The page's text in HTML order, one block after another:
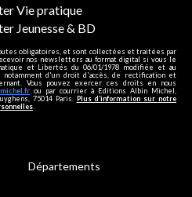
Vie pratique
Jeunesse & BD
obligatoires, et sont collectées et traitées par
nos newsletters au format digital si vous le
et Libertés du 06/01/1978 modifiée et au
notamment d'un droit d'accès, de rectification et
Vous pouvez exercer ces droits en nous
ou par courrier à Editions Albin Michel,
75014 Paris. Plus d’information sur notre
Départements